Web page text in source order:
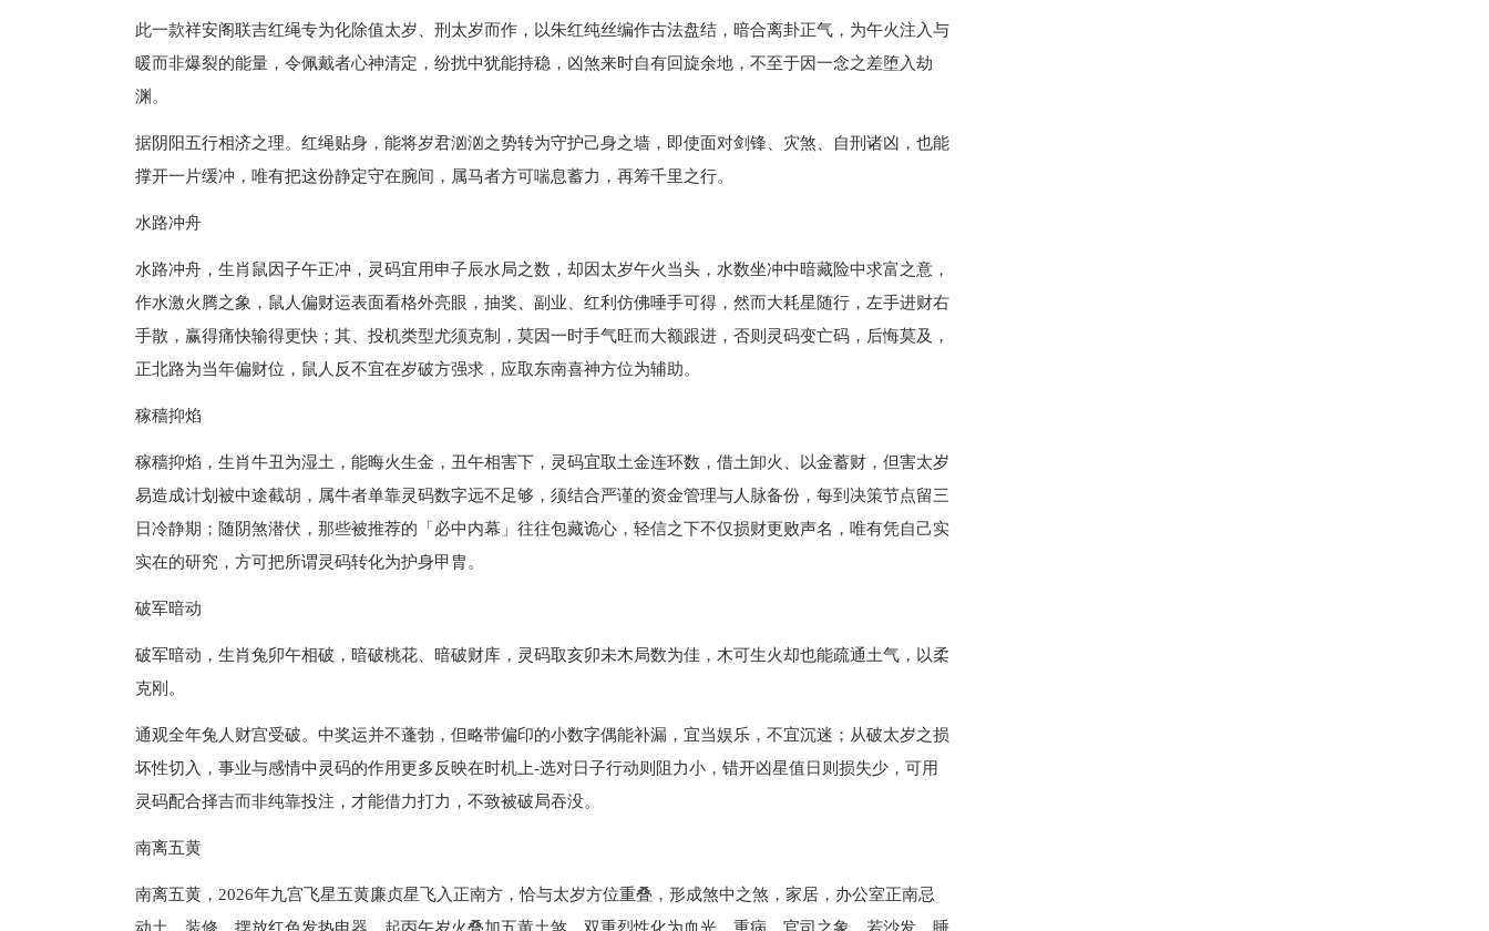
此一款祥安阁联吉红绳专为化除值太岁、刑太岁而作，以朱红纯丝编作古法盘结，暗合离卦正气，为午火注入与
暖而非爆裂的能量，令佩戴者心神清定，纷扰中犹能持稳，凶煞来时自有回旋余地，不至于因一念之差堕入劫
渊。
据阴阳五行相济之理。红绳贴身，能将岁君汹汹之势转为守护己身之墙，即使面对剑锋、灾煞、自刑诸凶，也能
撑开一片缓冲，唯有把这份静定守在腕间，属马者方可喘息蓄力，再筹千里之行。
水路冲舟
水路冲舟，生肖鼠因子午正冲，灵码宜用申子辰水局之数，却因太岁午火当头，水数坐冲中暗藏险中求富之意，
作水激火腾之象，鼠人偏财运表面看格外亮眼，抽奖、副业、红利仿佛唾手可得，然而大耗星随行，左手进财右
手散，赢得痛快输得更快；其、投机类型尤须克制，莫因一时手气旺而大额跟进，否则灵码变亡码，后悔莫及，
正北路为当年偏财位，鼠人反不宜在岁破方强求，应取东南喜神方位为辅助。
稼穑抑焰
稼穑抑焰，生肖牛丑为湿土，能晦火生金，丑午相害下，灵码宜取土金连环数，借土卸火、以金蓄财，但害太岁
易造成计划被中途截胡，属牛者单靠灵码数字远不足够，须结合严谨的资金管理与人脉备份，每到决策节点留三
日冷静期；随阴煞潜伏，那些被推荐的「必中内幕」往往包藏诡心，轻信之下不仅损财更败声名，唯有凭自己实
实在的研究，方可把所谓灵码转化为护身甲胄。
破军暗动
破军暗动，生肖兔卯午相破，暗破桃花、暗破财库，灵码取亥卯未木局数为佳，木可生火却也能疏通土气，以柔
克刚。
通观全年兔人财宫受破。中奖运并不蓬勃，但略带偏印的小数字偶能补漏，宜当娱乐，不宜沉迷；从破太岁之损
坏性切入，事业与感情中灵码的作用更多反映在时机上-选对日子行动则阻力小，错开凶星值日则损失少，可用
灵码配合择吉而非纯靠投注，才能借力打力，不致被破局吞没。
南离五黄
南离五黄，2026年九宫飞星五黄廉贞星飞入正南方，恰与太岁方位重叠，形成煞中之煞，家居，办公室正南忌